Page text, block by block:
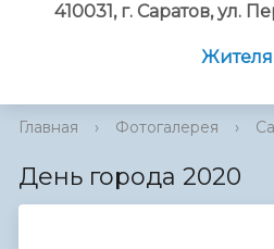
410031, г. Саратов, ул.
Главная › Фотогалерея ›
День города 2020